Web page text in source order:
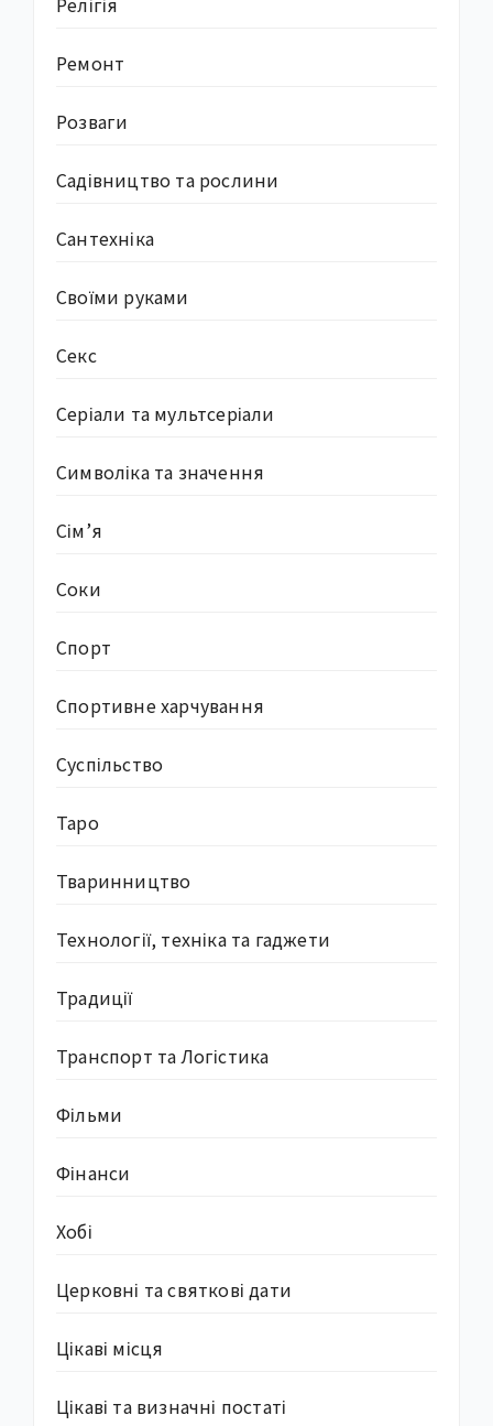
Ремонт
Розваги
Садівництво та рослини
Сантехніка
Своїми руками
Секс
Серіали та мультсеріали
Символіка та значення
Сім’я
Соки
Спорт
Спортивне харчування
Суcпільство
Таро
Тваринництво
Технології, техніка та гаджети
Традиції
Транспорт та Логістика
Фільми
Фінанси
Хобі
Церковні та святкові дати
Цікаві місця
Цікаві та визначні постаті